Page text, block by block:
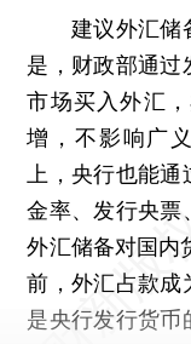
建议外汇储备
是，财政部通过
市场买入外汇
增，不影响广
上，央行也能
金率、发行央票
外汇储备对国内
前，外汇占款成
是央行发行货币